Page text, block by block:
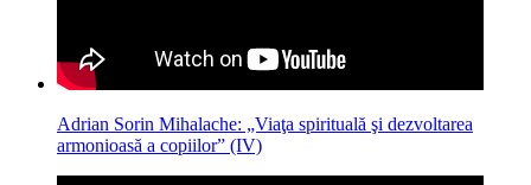
Adrian Sorin Mihalache: „Viaţa spirituală şi dezvoltarea
armonioasă a copiilor” (IV)